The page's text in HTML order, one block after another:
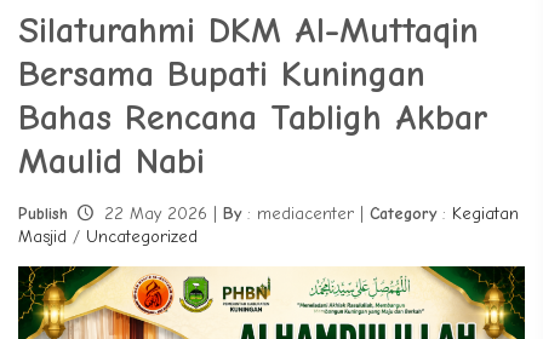
Silaturahmi DKM Al-Muttaqin
Bersama Bupati Kuningan
Bahas Rencana Tabligh Akbar
Maulid Nabi
Publish 22 May 2026 | By: mediacenter | Category: Kegiatan
Masjid / Uncategorized